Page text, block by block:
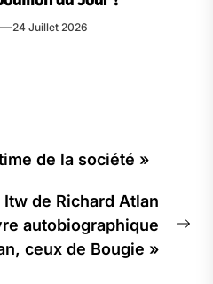
24 Juillet 2026
de la société »
de Richard Atlan
autobiographique
ceux de Bougie »